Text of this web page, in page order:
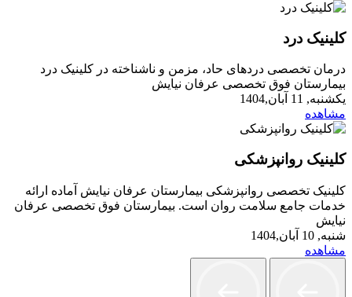
کلینیک درد
درمان تخصصی دردهای حاد، مزمن و ناشناخته در کلینیک درد
بیمارستان فوق تخصصی عرفان نیایش
یکشنبه, 11 آبان,1404
مشاهده
کلینیک روانپزشکی
کلینیک تخصصی روانپزشکی بیمارستان عرفان نیایش آماده ارائه
خدمات جامع سلامت روان است. بیمارستان فوق تخصصی عرفان
نیایش
شنبه, 10 آبان,1404
مشاهده